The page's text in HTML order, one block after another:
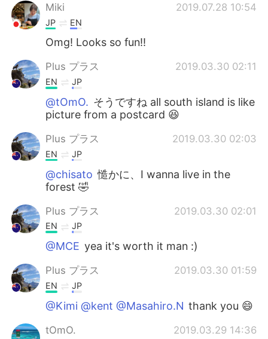
Miki 2019.07.28 10:54
JP EN
Omg! Looks so fun!!
Plus プラス 2019.03.30 02:11
EN JP
@tOmO. そうですね all south island is like
picture from a postcard 😆
Plus プラス 2019.03.30 02:03
EN JP
@chisato 慥かに、I wanna live in the
forest 🤣
Plus プラス 2019.03.30 02:01
EN JP
@MCE yea it's worth it man :)
Plus プラス 2019.03.30 01:59
EN JP
@Kimi @kent @Masahiro.N thank you 😄
tOmO. 2019.03.29 14:36